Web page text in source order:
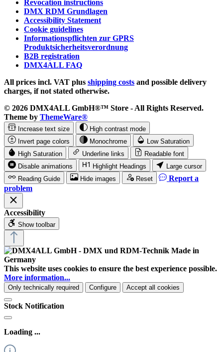
Revocation instructions
DMX RDM Grundlagen
Accessibility Statement
Cookie guidelines
Informationspflichten zur GPRS
Produktsicherheitsverordnung
B2B registration
DMX4ALL FAQ
All prices incl. VAT plus shipping costs and possible delivery
charges, if not stated otherwise.
© 2026 DMX4ALL GmbH®™ Store - All Rights Reserved.
Theme by ThemeWare®
Increase text size
High contrast mode
Invert page colors
Monochrome
Low Saturation
High Saturation
Underline links
Readable font
Disable animations
Highlight Headings
Large cursor
Reading Guide
Hide images Reset
Report a
problem
Accessibility
Show toolbar
This website uses cookies to ensure the best experience possible.
More information...
Only technically required Configure Accept all cookies
Stock Notification
Loading ...